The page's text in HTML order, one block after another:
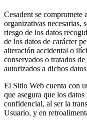
Cesadent se compromete
organizativas necesarias,
riesgo de los datos
de los datos de carácter
alteración accidental o
conservados o tratados
autorizados a dichos
El Sitio Web cuenta con
que asegura que los
confidencial, al ser la
Usuario, y en